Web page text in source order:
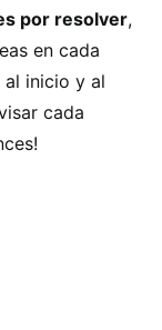
por resolver,
en cada
al inicio y al
cada